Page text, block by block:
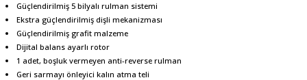
Güçlendirilmiş 5 bilyalı rulman sistemi
Ekstra güçlendirilmiş dişli mekanizması
Güçlendirilmiş grafit malzeme
Dijital balans ayarlı rotor
1 adet, boşluk vermeyen anti-reverse rulman
Geri sarmayı önleyici kalın atma teli